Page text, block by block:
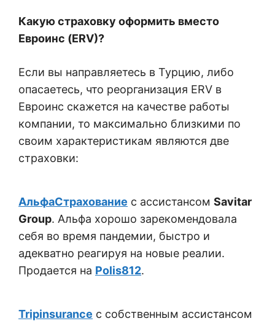
Какую страховку оформить вместо
Евроинс (ERV)?
Если вы направляетесь в Турцию, либо
опасаетесь, что реорганизация ERV в
Евроинс скажется на качестве работы
компании, то максимально близкими по
своим характеристикам являются две
страховки:
АльфаСтрахование с ассистансом Savitar
Group. Альфа хорошо зарекомендовала
себя во время пандемии, быстро и
адекватно реагируя на новые реалии.
Продается на Polis812.
Tripinsurance с собственным ассистансом